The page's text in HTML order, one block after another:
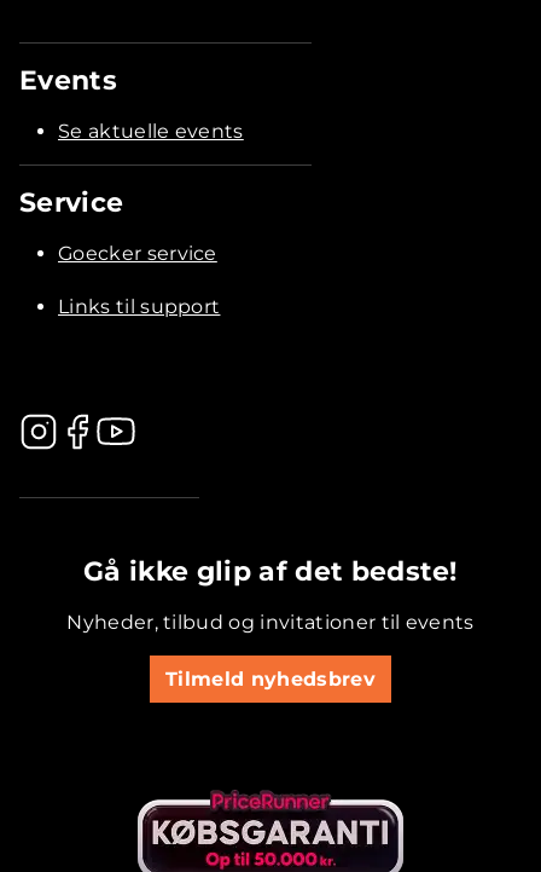
Events
Se aktuelle events
Service
Goecker service
Links til support
Gå ikke glip af det bedste!
Nyheder, tilbud og invitationer til events
Tilmeld nyhedsbrev